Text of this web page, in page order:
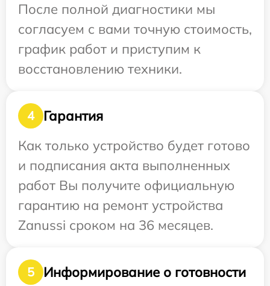
После полной диагностики мы
согласуем с вами точную стоимость,
график работ и приступим к
восстановлению техники.
4
Гарантия
Как только устройство будет готово
и подписания акта выполненных
работ Вы получите официальную
гарантию на ремонт устройства
Zanussi сроком на 36 месяцев.
5
Информирование о готовности